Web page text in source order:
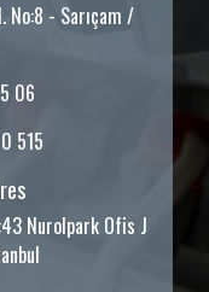
No:8 - Sarıçam /
06
515
Nurolpark Ofis J